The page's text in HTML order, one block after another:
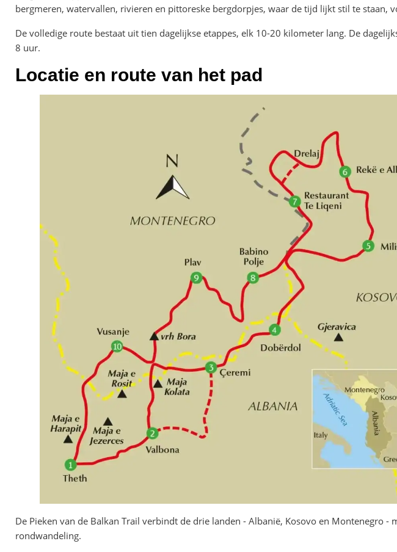
bergmeren, watervallen, rivieren en pittoreske bergdorpjes, waar de tijd lijkt stil te staan,
De volledige route bestaat uit tien dagelijkse etappes, elk 10-20 kilometer lang. De
8 uur.
Locatie en route van het pad
De Pieken van de Balkan Trail verbindt de drie landen - Albanië, Kosovo en Montenegro -
rondwandeling.